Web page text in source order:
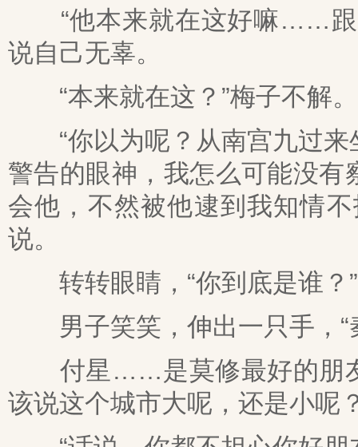
“他本来就在这好嘛……跟
说自己无辜。
“本来就在这？”梅子不解。
“你以为呢？从南宫九过来
警告的眼神，我怎么可能没
会他，不然被他逮到我知情
说。
转转眼睛，“你到底是谁？”
男子笑笑，伸出一只手，“
付星……是莫修最好的朋友
该说这个城市大呢，还是小呢